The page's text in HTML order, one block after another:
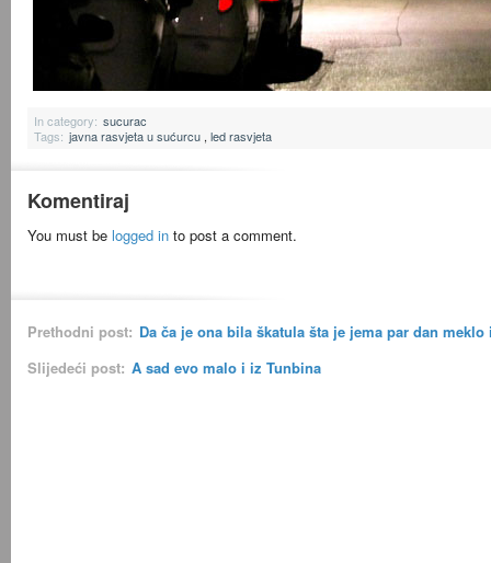
In category: sucurac
Tags: javna rasvjeta u sućurcu , led rasvjeta
Komentiraj
You must be logged in to post a comment.
Prethodni post: Da ča je ona bila škatula šta je jema par dan
Slijedeći post: A sad evo malo i iz Tunbina